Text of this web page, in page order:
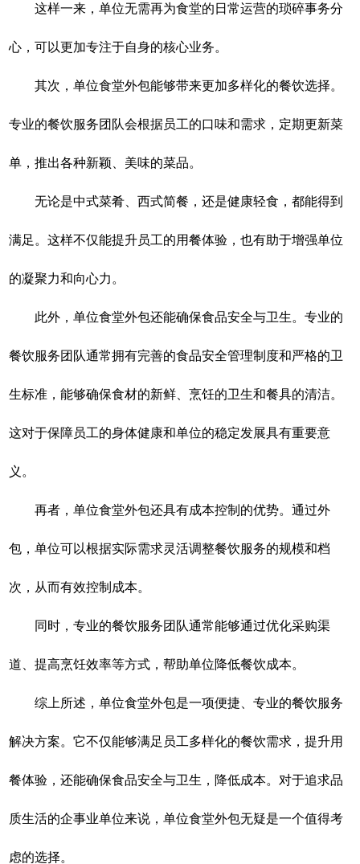
这样一来，单位无需再为食堂的日常运营的琐碎事务分
心，可以更加专注于自身的核心业务。
其次，单位食堂外包能够带来更加多样化的餐饮选择。
专业的餐饮服务团队会根据员工的口味和需求，定期更新菜
单，推出各种新颖、美味的菜品。
无论是中式菜肴、西式简餐，还是健康轻食，都能得到
满足。这样不仅能提升员工的用餐体验，也有助于增强单位
的凝聚力和向心力。
此外，单位食堂外包还能确保食品安全与卫生。专业的
餐饮服务团队通常拥有完善的食品安全管理制度和严格的卫
生标准，能够确保食材的新鲜、烹饪的卫生和餐具的清洁。
这对于保障员工的身体健康和单位的稳定发展具有重要意
义。
再者，单位食堂外包还具有成本控制的优势。通过外
包，单位可以根据实际需求灵活调整餐饮服务的规模和档
次，从而有效控制成本。
同时，专业的餐饮服务团队通常能够通过优化采购渠
道、提高烹饪效率等方式，帮助单位降低餐饮成本。
综上所述，单位食堂外包是一项便捷、专业的餐饮服务
解决方案。它不仅能够满足员工多样化的餐饮需求，提升用
餐体验，还能确保食品安全与卫生，降低成本。对于追求品
质生活的企事业单位来说，单位食堂外包无疑是一个值得考
虑的选择。